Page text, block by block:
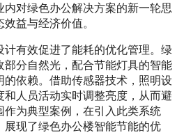
对绿色办公解决方案的新一轮思
益与经济价值。
计有效促进了能耗的优化管理。绿
部分自然光，配合节能灯具的智能
的依赖。借助传感器技术，照明设
人员活动实时调整亮度，从而避
作为典型案例，在引入此类系统
展现了绿色办公楼智能节能的优